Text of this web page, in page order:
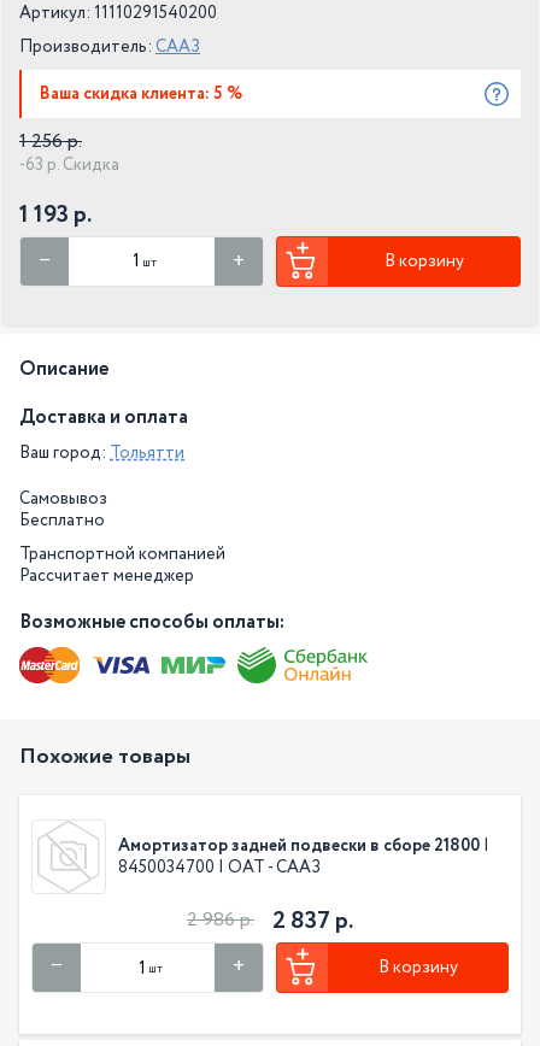
Артикул: 11110291540200
Производитель: СААЗ
Ваша скидка клиента: 5 %
1 256 р.
-63 р. Скидка
1 193 р.
шт В корзину
Описание
Доставка и оплата
Ваш город: Тольятти
Самовывоз
Бесплатно
Транспортной компанией
Рассчитает менеджер
Возможные способы оплаты:
Похожие товары
Амортизатор задней подвески в сборе 21800 |
8450034700 | ОАТ - СААЗ
2 986 р. 2 837 р.
шт В корзину